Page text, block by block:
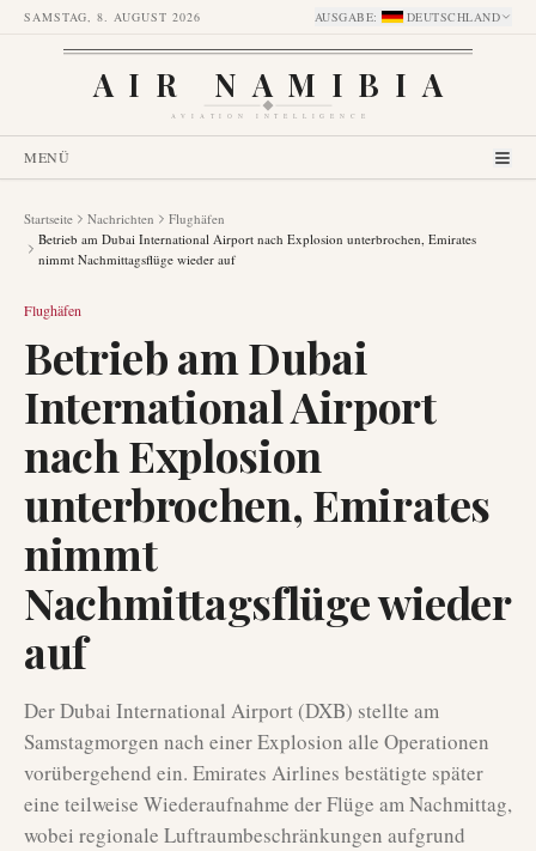
SAMSTAG, 8. AUGUST 2026 AUSGABE: DEUTSCHLAND
AIR NAMIBIA
AVIATION INTELLIGENCE
MENÜ
Startseite Nachrichten
Flughäfen
Betrieb am Dubai International Airport nach Explosion unterbrochen, Emirates
nimmt Nachmittagsflüge wieder auf
Flughäfen
Betrieb am Dubai
International Airport
nach Explosion
unterbrochen, Emirates
nimmt
Nachmittagsflüge wieder
auf
Der Dubai International Airport (DXB) stellte am
Samstagmorgen nach einer Explosion alle Operationen
vorübergehend ein. Emirates Airlines bestätigte später
eine teilweise Wiederaufnahme der Flüge am Nachmittag,
wobei regionale Luftraumbeschränkungen aufgrund